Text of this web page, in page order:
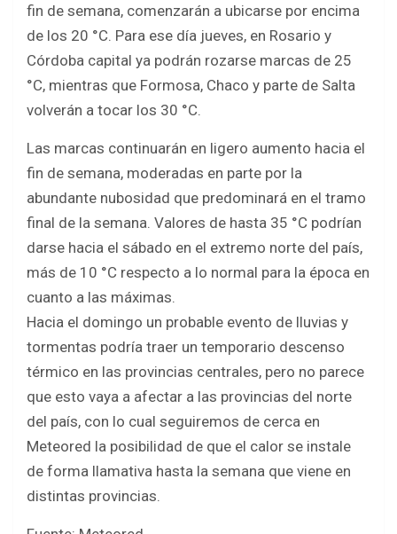
fin de semana, comenzarán a ubicarse por encima
de los 20 °C. Para ese día jueves, en Rosario y
Córdoba capital ya podrán rozarse marcas de 25
°C, mientras que Formosa, Chaco y parte de Salta
volverán a tocar los 30 °C.
Las marcas continuarán en ligero aumento hacia el
fin de semana, moderadas en parte por la
abundante nubosidad que predominará en el tramo
final de la semana. Valores de hasta 35 °C podrían
darse hacia el sábado en el extremo norte del país,
más de 10 °C respecto a lo normal para la época en
cuanto a las máximas.
Hacia el domingo un probable evento de lluvias y
tormentas podría traer un temporario descenso
térmico en las provincias centrales, pero no parece
que esto vaya a afectar a las provincias del norte
del país, con lo cual seguiremos de cerca en
Meteored la posibilidad de que el calor se instale
de forma llamativa hasta la semana que viene en
distintas provincias.